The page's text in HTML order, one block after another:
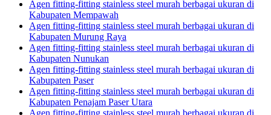
Agen fitting-fitting stainless steel murah berbagai ukuran di
Kabupaten Mempawah
Agen fitting-fitting stainless steel murah berbagai ukuran di
Kabupaten Murung Raya
Agen fitting-fitting stainless steel murah berbagai ukuran di
Kabupaten Nunukan
Agen fitting-fitting stainless steel murah berbagai ukuran di
Kabupaten Paser
Agen fitting-fitting stainless steel murah berbagai ukuran di
Kabupaten Penajam Paser Utara